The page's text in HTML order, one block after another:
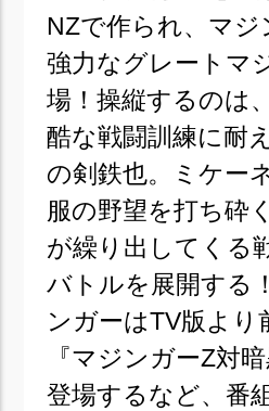
NZで作られ、マジ
強力なグレートマ
場！操縦するのは
酷な戦闘訓練に耐
の剣鉄也。ミケー
服の野望を打ち砕
が繰り出してくる
バトルを展開する
ンガーはTV版より
『マジンガーZ対
登場するなど、番